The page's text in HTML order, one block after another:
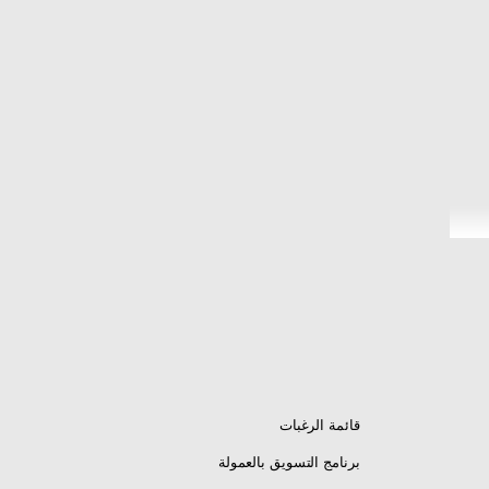
قائمة الرغبات
برنامج التسويق بالعمولة